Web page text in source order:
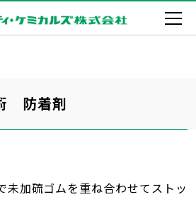
防着剤
未加硫ゴムを重ね合わせてストッ